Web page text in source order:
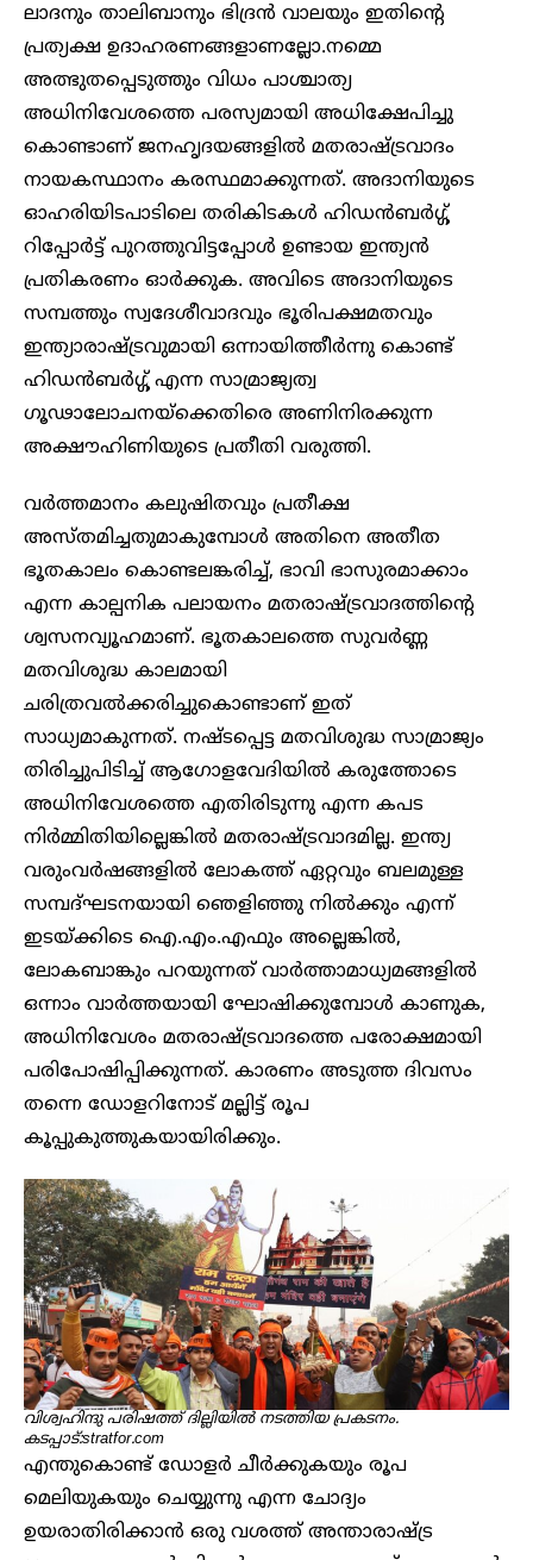
ലാദനും താലിബാനും ഭിദ്രൻ വാലയും ഇതിന്റെ
പ്രത്യക്ഷ ഉദാഹരണങ്ങളാണല്ലോ.നമ്മെ
അത്ഭുതപ്പെടുത്തും വിധം പാശ്ചാത്യ
അധിനിവേശത്തെ പരസ്യമായി അധിക്ഷേപിച്ചു
കൊണ്ടാണ് ജനഹൃദയങ്ങളിൽ മതരാഷ്ട്രവാദം
നായകസ്ഥാനം കരസ്ഥമാക്കുന്നത്. അദാനിയുടെ
ഓഹരിയിടപാടിലെ തരികിടകൾ ഹിഡൻബർഗ്ഗ്
റിപ്പോർട്ട് പുറത്തുവിട്ടപ്പോൾ ഉണ്ടായ ഇന്ത്യൻ
പ്രതികരണം ഓർക്കുക. അവിടെ അദാനിയുടെ
സമ്പത്തും സ്വദേശീവാദവും ഭൂരിപക്ഷമതവും
ഇന്ത്യാരാഷ്ട്രവുമായി ഒന്നായിത്തീർന്നു കൊണ്ട്
ഹിഡൻബർഗ്ഗ് എന്ന സാമ്രാജ്യത്വ
ഗൂഢാലോചനയ്ക്കെതിരെ അണിനിരക്കുന്ന
അക്ഷൗഹിണിയുടെ പ്രതീതി വരുത്തി.
വർത്തമാനം കലുഷിതവും പ്രതീക്ഷ
അസ്തമിച്ചതുമാകുമ്പോൾ അതിനെ അതീത
ഭൂതകാലം കൊണ്ടലങ്കരിച്ച്, ഭാവി ഭാസുരമാക്കാം
എന്ന കാല്പനിക പലായനം മതരാഷ്ട്രവാദത്തിന്റെ
ശ്വസനവ്യൂഹമാണ്. ഭൂതകാലത്തെ സുവർണ്ണ
മതവിശുദ്ധ കാലമായി
ചരിത്രവൽക്കരിച്ചുകൊണ്ടാണ് ഇത്
സാധ്യമാകുന്നത്. നഷ്ടപ്പെട്ട മതവിശുദ്ധ സാമ്രാജ്യം
തിരിച്ചുപിടിച്ച് ആഗോളവേദിയിൽ കരുത്തോടെ
അധിനിവേശത്തെ എതിരിടുന്നു എന്ന കപട
നിർമ്മിതിയില്ലെങ്കിൽ മതരാഷ്ട്രവാദമില്ല. ഇന്ത്യ
വരുംവർഷങ്ങളിൽ ലോകത്ത് ഏറ്റവും ബലമുള്ള
സമ്പദ്ഘടനയായി ഞെളിഞ്ഞു നിൽക്കും എന്ന്
ഇടയ്ക്കിടെ ഐ.എം.എഫും അല്ലെങ്കിൽ,
ലോകബാങ്കും പറയുന്നത് വാർത്താമാധ്യമങ്ങളിൽ
ഒന്നാം വാർത്തയായി ഘോഷിക്കുമ്പോൾ കാണുക,
അധിനിവേശം മതരാഷ്ട്രവാദത്തെ പരോക്ഷമായി
പരിപോഷിപ്പിക്കുന്നത്. കാരണം അടുത്ത ദിവസം
തന്നെ ഡോളറിനോട് മല്ലിട്ട് രൂപ
കൂപ്പുകുത്തുകയായിരിക്കും.
വിശ്വഹിന്ദു പരിഷത്ത് ദില്ലിയിൽ നടത്തിയ പ്രകടനം.
കടപ്പാട്:stratfor.com
എന്തുകൊണ്ട് ഡോളർ ചീർക്കുകയും രൂപ
മെലിയുകയും ചെയ്യുന്നു എന്ന ചോദ്യം
ഉയരാതിരിക്കാൻ ഒരു വശത്ത് അന്താരാഷ്ട്ര